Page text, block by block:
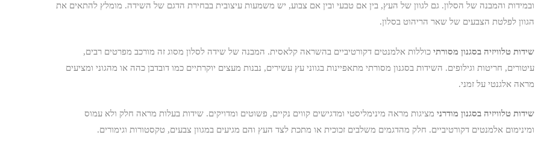
ובמידות והמבנה של הסלון. גם לגוון של העץ, בין אם טבעי ובין אם צבוע, יש משמעות עיצובית בבחירת הדגם של השידה. מומלץ להתאים את
הגוון לפלטת הצבעים של שאר הריהוט בסלון.
שידות טלוויזיה בסגנון מסורתיכוללות אלמנטים דקורטיביים בהשראה קלאסית. המבנה של שידה לסלון מסוג זה מורכב מפרטים רבים,
עיטורים, חריטות וגילופים. השידות בסגנון מסורתי מתאפיינות בגווני עץ עשירים, נבנות מעצים יוקרתיים כמו דובדבן כהה או מהגוני ומציעים
מראה אלגנטי על זמני.
שידות טלוויזיה בסגנון מודרנימציגות מראה מינימליסטי ומדגישים קווים נקיים, פשוטים ומדויקים. שידות בעלות מראה חלק ולא עמוס
ומינימום אלמנטים דקורטיביים. חלק מהדגמים משלבים זכוכית או מתכת לצד העץ והם מגיעים במגוון צבעים, טקסטורות וגימורים.